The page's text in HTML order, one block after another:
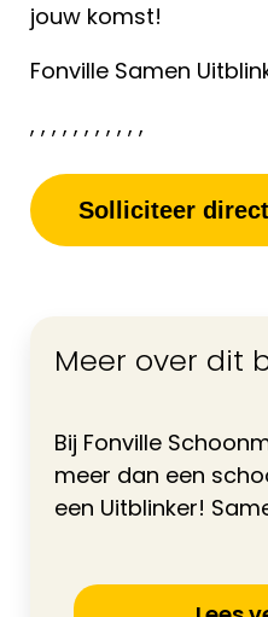
jouw komst!
Fonville Samen
, , , , , , , , , , ,
Solliciteer direct
Meer over dit
Bij Fonville
meer dan een
een Uitblinker!